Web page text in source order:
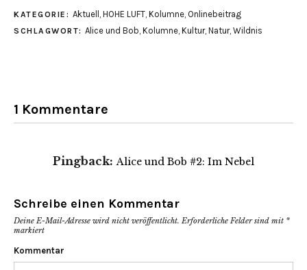
teilen
(Wird
in
neuem
(Wird
neuem
KATEGORIE: Aktuell HOHE LUFT, Kolumne, Onlinebeitrag
SCHLAGWORT: Alice und Bob Kolumne Kultur, Natur, Wildnis
1 Kommentare
Pingback: Alice und Bob #2: Im Nebel
Schreibe einen Kommentar
Deine E-Mail-Adresse wird nicht veröffentlicht. Erforderliche Felder sind mit *
markiert
Kommentar